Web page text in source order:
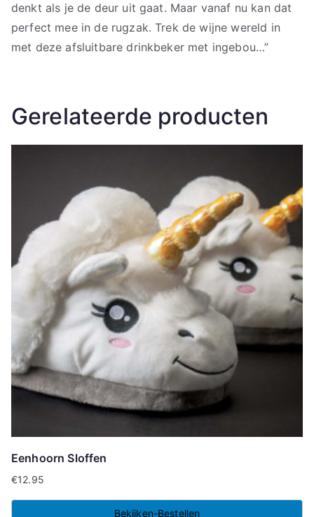
denkt als je de deur uit gaat. Maar vanaf nu kan dat
perfect mee in de rugzak. Trek de wijne wereld in
met deze afsluitbare drinkbeker met ingebou…”
Gerelateerde producten
Eenhoorn Sloffen
€12.95
Bekijken-Bestellen